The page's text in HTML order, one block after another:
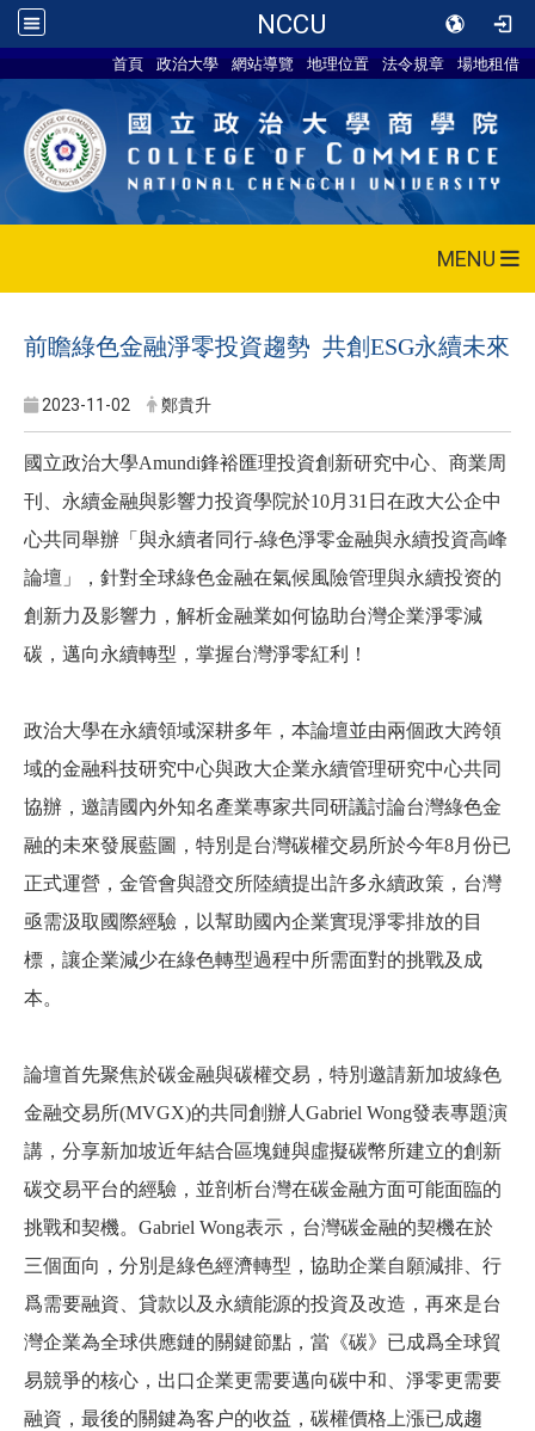
NCCU
首頁 政治大學 網站導覽 地理位置 法令規章 場地租借
MENU
前瞻綠色金融淨零投資趨勢 共創ESG永續未來
2023-11-02 鄭貴升
國立政治大學Amundi鋒裕匯理投資創新研究中心、商業周
刊、永續金融與影響力投資學院於10月 31 日在政大公企中
心共同舉辦「與永續者同行-綠色淨零金融與永續投資高峰
論壇」，針對全球綠色金融在氣候風險管理與永續投资的
創新力及影響力，解析金融業如何協助台灣企業淨零減
碳，邁向永續轉型，掌握台灣淨零紅利！
政治大學在永續領域深耕多年， 本論壇並由兩個政大跨領
域的金融科技研究中心與政大企業永續管理研究中心共同
協辦， 邀請國內外知名產業專家共同研議討論台灣綠色金
融的未來發展藍圖，特別是台灣碳權交易所於今年8月份已
正式運營，金管會與證交所陸續提出許多永續政策，台灣
亟需汲取國際經驗，以幫助國內企業實現淨零排放的目
標，讓企業減少在綠色轉型過程中所需面對的挑戰及成
本。
論壇首先聚焦於碳金融與碳權交易，特別 邀請新加坡綠色
金融交易所(MVGX)的共同創辦人 Gabriel Wong發表專題演
講，分享新加坡近年結合區塊鏈與虛擬碳幣所建立的創新
碳交易平台的經驗，並剖析台灣在碳金融方面可能面臨的
挑戰和契機。 Gabriel Wong表示，台灣碳金融的契機在於
三個面向，分別是綠色經濟轉型，協助企業自願減排、行
爲需要融資、貸款以及永續能源的投資及改造，再來是台
灣企業為全球供應鏈的關鍵節點，當《碳》已成爲全球貿
易競爭的核心，出口企業更需要邁向碳中和、淨零更需要
融資，最後的關鍵為客户的收益，碳權價格上漲已成趨